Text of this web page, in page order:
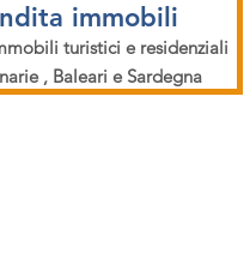
immobili
turistici e residenziali
, Baleari e Sardegna